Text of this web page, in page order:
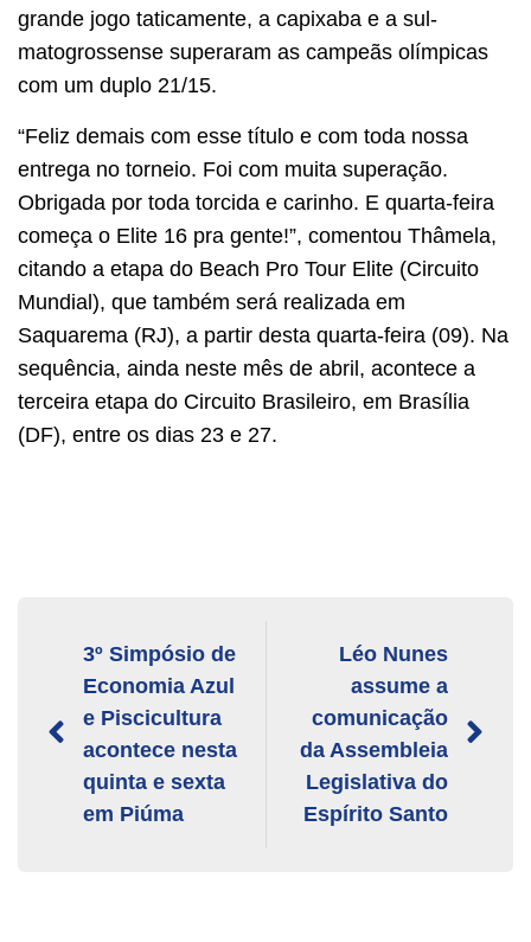
grande jogo taticamente, a capixaba e a sul-
matogrossense superaram as campeãs olímpicas
com um duplo 21/15.
“Feliz demais com esse título e com toda nossa
entrega no torneio. Foi com muita superação.
Obrigada por toda torcida e carinho. E quarta-feira
começa o Elite 16 pra gente!”, comentou Thâmela,
citando a etapa do Beach Pro Tour Elite (Circuito
Mundial), que também será realizada em
Saquarema (RJ), a partir desta quarta-feira (09). Na
sequência, ainda neste mês de abril, acontece a
terceira etapa do Circuito Brasileiro, em Brasília
(DF), entre os dias 23 e 27.
3º Simpósio de
Economia Azul
e Piscicultura
acontece nesta
quinta e sexta
em Piúma
Léo Nunes
assume a
comunicação
da Assembleia
Legislativa do
Espírito Santo